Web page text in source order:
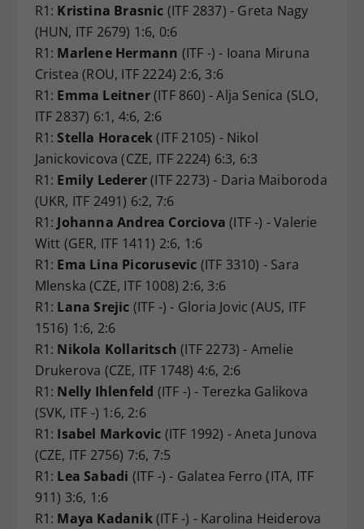
R1: Kristina Brasnic (ITF 2837) - Greta Nagy
(HUN, ITF 2679) 1:6, 0:6
R1: Marlene Hermann (ITF -) - Ioana Miruna
Cristea (ROU, ITF 2224) 2:6, 3:6
R1: Emma Leitner(ITF 860) - Alja Senica (SLO,
ITF 2837) 6:1, 4:6, 2:6
R1:Stella Horacek(ITF 2105) - Nikol
Janickovicova (CZE, ITF 2224) 6:3, 6:3
R1: Emily Lederer(ITF 2273) - Daria Maiboroda
(UKR, ITF 2491) 6:2, 7:6
R1: Johanna Andrea Corciova (ITF -) - Valerie
Witt (GER, ITF 1411) 2:6, 1:6
R1: Ema Lina Picorusevic (ITF 3310) - Sara
Mlenska (CZE, ITF 1008) 2:6, 3:6
R1: Lana Srejic (ITF -) - Gloria Jovic (AUS, ITF
1516) 1:6, 2:6
R1: Nikola Kollaritsch (ITF 2273) - Amelie
Drukerova (CZE, ITF 1748) 4:6, 2:6
R1: Nelly Ihlenfeld (ITF -) - Terezka Galikova
(SVK, ITF -) 1:6, 2:6
R1: Isabel Markovic (ITF 1992) - Aneta Junova
(CZE, ITF 2756) 7:6, 7:5
R1: Lea Sabadi (ITF -) - Galatea Ferro (ITA, ITF
911) 3:6, 1:6
R1: Maya Kadanik(ITF -) - Karolina Heiderova